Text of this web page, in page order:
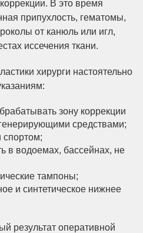
В это время
припухлость, гематомы,
от канюль или игл,
иссечения ткани.
хирурги настоятельно
зону коррекции
средствами;
спортом;
в водоемах, бассейнах, не
тампоны;
и синтетическое нижнее
результат оперативной